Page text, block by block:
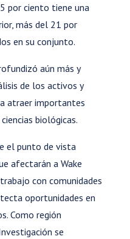
por ciento tiene una
más del 21 por
en su conjunto.
aún más y
de los activos y
atraer importantes
biológicas.
el punto de vista
afectarán a Wake
con comunidades
oportunidades en
Como región
se